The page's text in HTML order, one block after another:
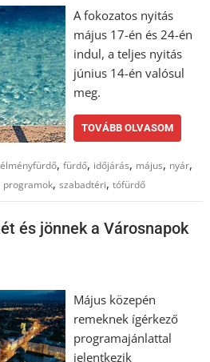
A fokozatos nyitás
május 17-én és 24-én
indul, a teljes nyitás
június 14-én valósul
meg.
TOVÁBB OLVASOM
élményfürdő,fürdő, időjárás, május, nyár,
programok,szabadtéri,tófürdő
és jönnek a Városnapok
Május közepén
remeknek ígérkező
programajánlattal
jelentkezik